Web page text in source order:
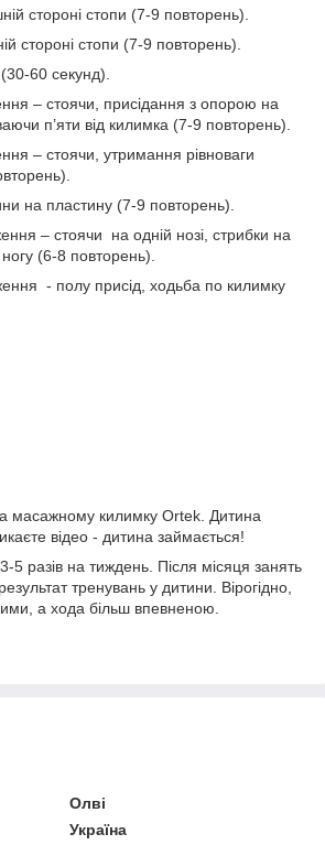
стороні стопи (7-9 повторень).
стороні стопи (7-9 повторень).
60 секунд).
– стоячи, присідання з опорою на
п’яти від килимка (7-9 повторень).
– стоячи, утримання рівноваги
на пластину (7-9 повторень).
– стоячи на одній нозі, стрибки на
(6-8 повторень).
- полу присід, ходьба по килимку
масажному килимку Ortek. Дитина
відео - дитина займається!
5 разів на тиждень. Після місяця занять
тренувань у дитини. Вірогідно,
а хода більш впевненою.
Олві
Україна